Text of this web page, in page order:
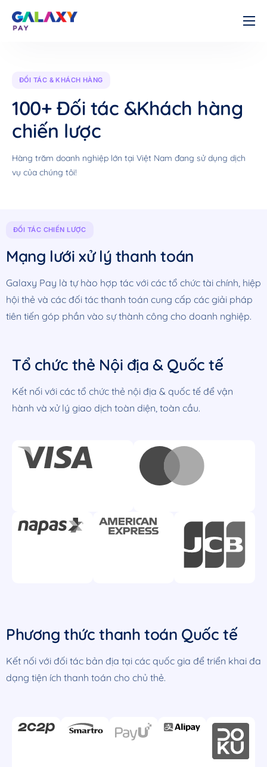
Tài liệu
Liên hệ
ĐỐI TÁC & KHÁCH HÀNG
100+ Đối tác &Khách hàng
chiến lược
Hàng trăm doanh nghiệp lớn tại Việt Nam đang sử dụng dịch
vụ của chúng tôi!
ĐỐI TÁC CHIẾN LƯỢC
Mạng lưới xử lý thanh toán
Galaxy Pay là tự hào hợp tác với các tổ chức tài chính, hiệp
hội thẻ và các đối tác thanh toán cung cấp các giải pháp
tiên tiến góp phần vào sự thành công cho doanh nghiệp.
Tổ chức thẻ Nội địa & Quốc tế
Kết nối với các tổ chức thẻ nội địa & quốc tế để vận
hành và xử lý giao dịch toàn diện, toàn cầu.
Phương thức thanh toán Quốc tế
Kết nối với đối tác bản địa tại các quốc gia để triển khai đa
dạng tiện ích thanh toán cho chủ thẻ.